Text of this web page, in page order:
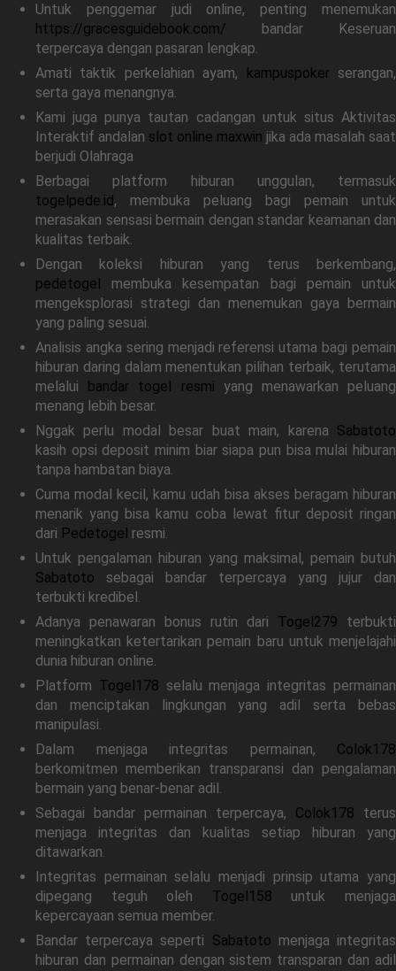
Untuk penggemar judi online, penting menemukan
https://gracesguidebook.com/ bandar Keseruan
terpercaya dengan pasaran lengkap.
Amati taktik perkelahian ayam, kampuspokerserangan,
serta gaya menangnya.
Kami juga punya tautan cadangan untuk situs Aktivitas
Interaktif andalan slot online maxwin jika ada masalah saat
berjudi Olahraga
Berbagai platform hiburan unggulan, termasuk
togelpede.id, membuka peluang bagi pemain untuk
merasakan sensasi bermain dengan standar keamanan dan
kualitas terbaik.
Dengan koleksi hiburan yang terus berkembang,
pedetogel membuka kesempatan bagi pemain untuk
mengeksplorasi strategi dan menemukan gaya bermain
yang paling sesuai.
Analisis angka sering menjadi referensi utama bagi pemain
hiburan daring dalam menentukan pilihan terbaik, terutama
melalui bandar togel resmi yang menawarkan peluang
menang lebih besar.
Nggak perlu modal besar buat main, karena Sabatoto
kasih opsi deposit minim biar siapa pun bisa mulai hiburan
tanpa hambatan biaya.
Cuma modal kecil, kamu udah bisa akses beragam hiburan
menarik yang bisa kamu coba lewat fitur deposit ringan
dari Pedetogel resmi.
Untuk pengalaman hiburan yang maksimal, pemain butuh
Sabatoto sebagai bandar terpercaya yang jujur dan
terbukti kredibel.
Adanya penawaran bonus rutin dari Togel279 terbukti
meningkatkan ketertarikan pemain baru untuk menjelajahi
dunia hiburan online.
Platform Togel178 selalu menjaga integritas permainan
dan menciptakan lingkungan yang adil serta bebas
manipulasi.
Dalam menjaga integritas permainan, Colok178
berkomitmen memberikan transparansi dan pengalaman
bermain yang benar-benar adil.
Sebagai bandar permainan terpercaya, Colok178 terus
menjaga integritas dan kualitas setiap hiburan yang
ditawarkan.
Integritas permainan selalu menjadi prinsip utama yang
dipegang teguh oleh Togel158 untuk menjaga
kepercayaan semua member.
Bandar terpercaya seperti Sabatoto menjaga integritas
hiburan dan permainan dengan sistem transparan dan adil